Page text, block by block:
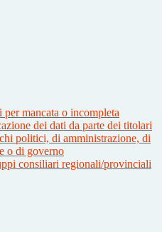
per mancata o incompleta
dei dati da parte dei titolari
politici, di amministrazione, di
o di governo
consiliari regionali/provinciali